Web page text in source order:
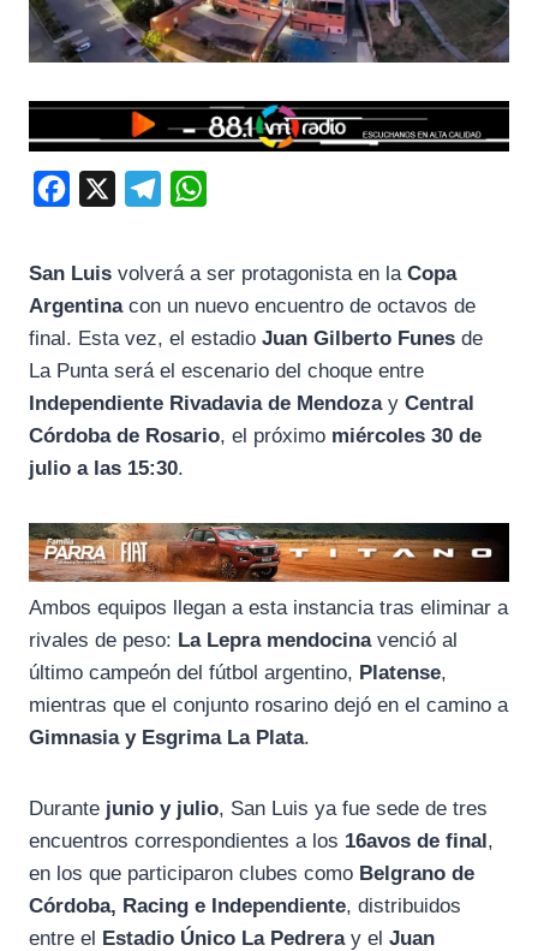
b
o
o
k
g
r
a
m
s
A
p
p
San Luis volverá a ser protagonista en la Copa
Argentinacon un nuevo encuentro de octavos de
final. Esta vez, el estadio Juan Gilberto Funes de
La Punta será el escenario del choque entre
Independiente Rivadavia de Mendozay Central
Córdoba de Rosario, el próximo miércoles 30 de
julio a las 15:30.
Ambos equipos llegan a esta instancia tras eliminar a
rivales de peso: La Lepra mendocinavenció al
último campeón del fútbol argentino, Platense,
mientras que el conjunto rosarino dejó en el camino a
Gimnasia y Esgrima La Plata.
Durante junio y julio, San Luis ya fue sede de tres
encuentros correspondientes a los 16avos de final,
en los que participaron clubes como Belgrano de
Córdoba, Racing e Independiente, distribuidos
entre el Estadio Único La Pedreray el Juan